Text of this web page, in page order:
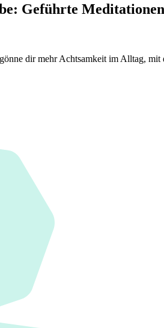
Geführte
dir mehr Achtsamkeit im Alltag,